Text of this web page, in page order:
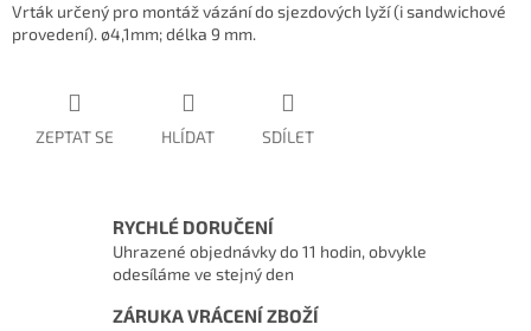
Vrták určený pro montáž vázání do sjezdových lyží (i sandwichové
provedení). ø4,1mm; délka 9 mm.
ZEPTAT SE HLÍDAT SDÍLET
RYCHLÉ DORUČENÍ
Uhrazené objednávky do 11 hodin, obvykle
odesíláme ve stejný den
ZÁRUKA VRÁCENÍ ZBOŽÍ